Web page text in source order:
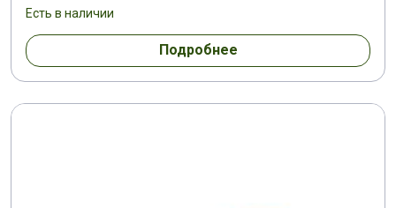
Есть в наличии
Подробнее